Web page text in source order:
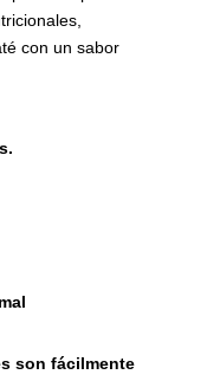
con un sabor
son fácilmente